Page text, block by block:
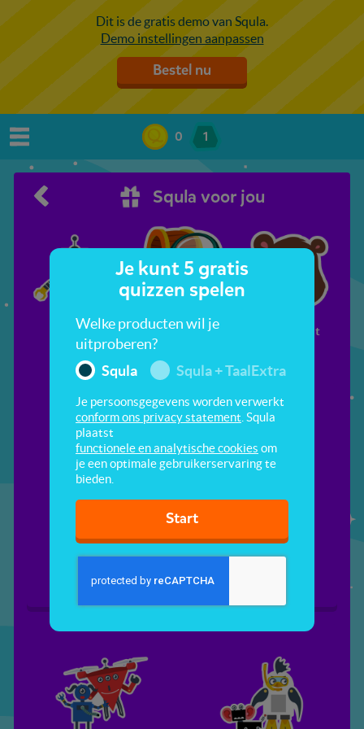
Dit is de gratis demo van Squla.
Demo instellingen aanpassen
Bestel nu
0 1
Squla voor jou
Robots Schatzoeken Berenjacht
professor Q
Je kunt 5 gratis
quizzen spelen
Welke producten wil je
uitproberen?
Squla
Squla + TaalExtra
Je persoonsgegevens worden verwerkt
conform ons privacy statement . Squla
plaatst
functionele en analytische cookies om
je een optimale gebruikerservaring te
bieden.
Start